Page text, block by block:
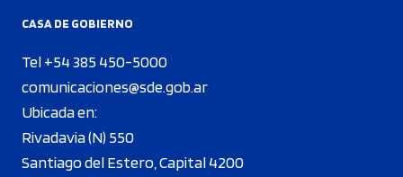
CASA DE GOBIERNO
Tel +54 385 450-5000
comunicaciones@sde.gob.ar
Ubicada en:
Rivadavia (N) 550
Santiago del Estero, Capital 4200